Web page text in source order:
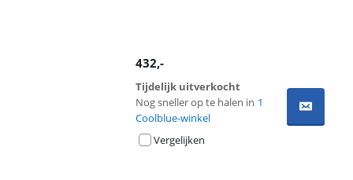
432,-
Tijdelijk uitverkocht
Nog sneller op te halen in 1
Coolblue-winkel
Vergelijken